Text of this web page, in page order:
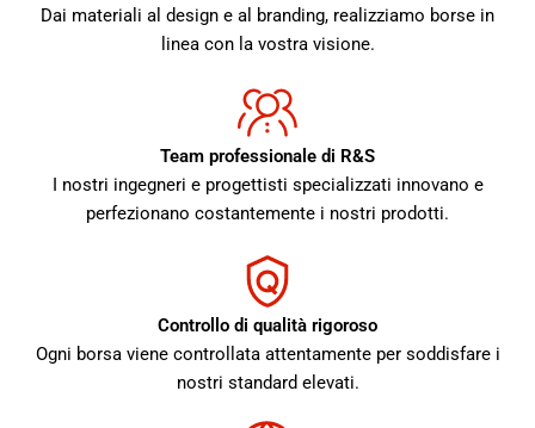
Dai materiali al design e al branding, realizziamo borse in
linea con la vostra visione.
Team professionale di R&S
I nostri ingegneri e progettisti specializzati innovano e
perfezionano costantemente i nostri prodotti.
Controllo di qualità rigoroso
Ogni borsa viene controllata attentamente per soddisfare i
nostri standard elevati.